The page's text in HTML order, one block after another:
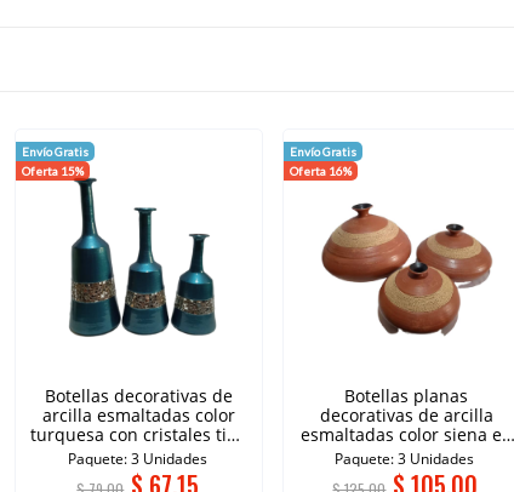
Envío Gratis
Oferta 15%
Botellas decorativas de
arcilla esmaltadas color
turquesa con cristales tipo
espejo.
Paquete: 3 Unidades
$ 67.15
Envío Gratis
Oferta 16%
Botellas planas
decorativas de arcilla
esmaltadas color siena en
fibra natural.
Paquete: 3 Unidades
$105.00